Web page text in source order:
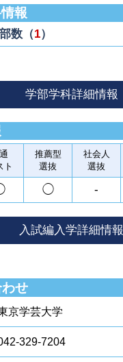
報
数（1）
学部学科詳細情報
ト
推薦型
選抜
社会人
選抜
◯ ‐
入試編入学詳細情報
せ
京学芸大学
329-7204